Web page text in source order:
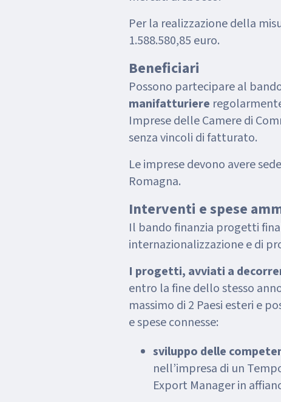
Per la realizzazione della
1.588.580,85 euro.
Beneficiari
Possono partecipare al
manifatturiere
Imprese delle Camere di
senza vincoli di fatturato.
Le imprese devono avere
Romagna.
Interventi e spese
Il bando finanzia progetti
internazionalizzazione e di
I progetti, avviati a
entro la fine dello stesso
massimo di 2 Paesi esteri e
e spese connesse:
sviluppo delle
nell’impresa di un
Export Manager in